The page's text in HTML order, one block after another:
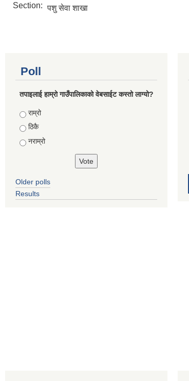
Section: पशु सेवा शाखा
Poll
तपाइलाई हाम्रो गाउँपालिकाको वेबसाईट कस्तो लाग्यो?
Choices
राम्रो
ठिकै
नराम्रो
Older polls
Results